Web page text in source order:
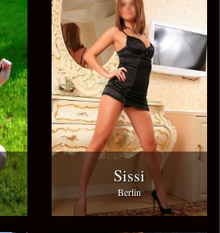
Sissi
Berlin